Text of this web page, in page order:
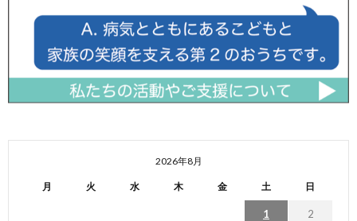
2026年8月
月 火 水 木 金 土 日
1 2